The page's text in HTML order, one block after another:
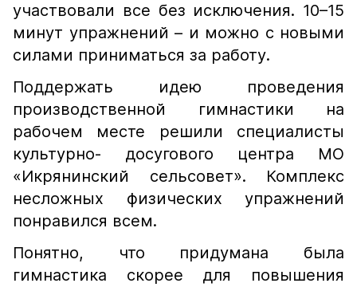
участвовали все без исключения. 10–15
минут упражнений – и можно с новыми
силами приниматься за работу.
Поддержать идею проведения
производственной гимнастики на
рабочем месте решили специалисты
культурно- досугового центра МО
«Икрянинский сельсовет». Комплекс
несложных физических упражнений
понравился всем.
Понятно, что придумана была
гимнастика скорее для повышения